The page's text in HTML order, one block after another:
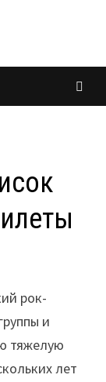
рок-
и
тяжелую
лет